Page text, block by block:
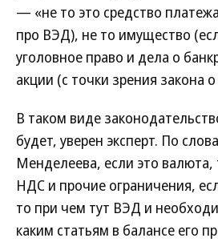
— «не то это средство
про ВЭД), не то имущество
уголовное право и дела о
акции (с точки зрения закона
В таком виде
будет, уверен эксперт. По
Менделеева, если это
НДС и прочие ограничения,
то при чем тут ВЭД и
каким статьям в балансе его